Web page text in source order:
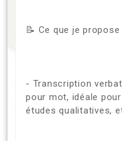
📝 Ce que je propose
- Transcription
pour mot, idéale
études qualitatives,